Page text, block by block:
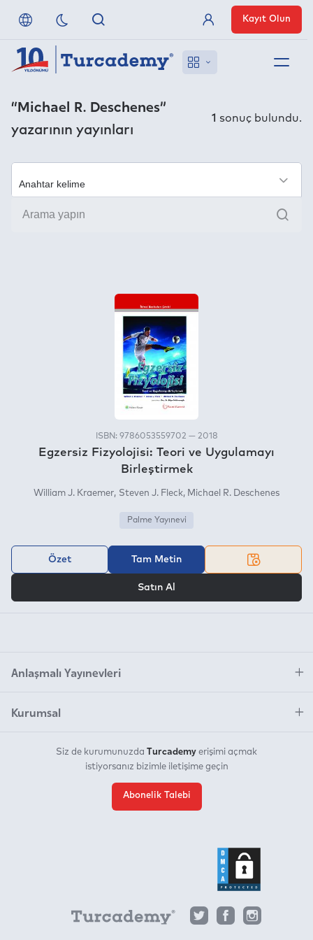
Referanslarımız
Uzaktan Erişim
Nasıl Erişirim
Üye Girişi
Kayıt Olun
“Michael R. Deschenes”
yazarının yayınları
1 sonuç bulundu.
Ara
ISBN: 9786053559702 — 2018
Egzersiz Fizyolojisi: Teori ve Uygulamayı
Birleştirmek
William J. Kraemer Steven J. Fleck Michael R. Deschenes
Palme Yayınevi
Özet Tam Metin
Satın Al
Anlaşmalı Yayınevleri
Kurumsal
Siz de kurumunuzda Turcademy erişimi açmak
istiyorsanız bizimle iletişime geçin
Abonelik Talebi